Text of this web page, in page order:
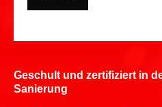
Geschult und zertifiziert in
Sanierung